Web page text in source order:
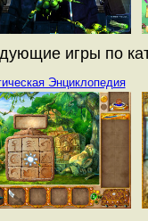
игры по
Энциклопедия